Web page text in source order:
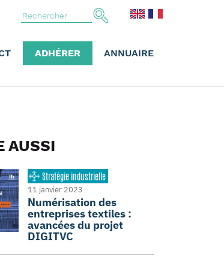
ADHÉRER ANNUAIRE
AUSSI
Stratégie industrielle
11 janvier 2023
Numérisation des
entreprises textiles :
avancées du projet
DIGITVC